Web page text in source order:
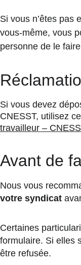
Si vous n’êtes pas
vous-même, vous
personne de le
Si vous devez
CNESST, utilisez
travailleur –
Avant de
Nous vous
votre syndicat
Certaines
formulaire. Si elles
être refusée.